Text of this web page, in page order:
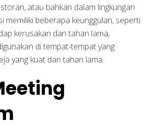
atau bahkan dalam lingkungan
memiliki beberapa keunggulan, seperti
kerusakan dan tahan lama,
di tempat-tempat yang
yang kuat dan tahan lama.